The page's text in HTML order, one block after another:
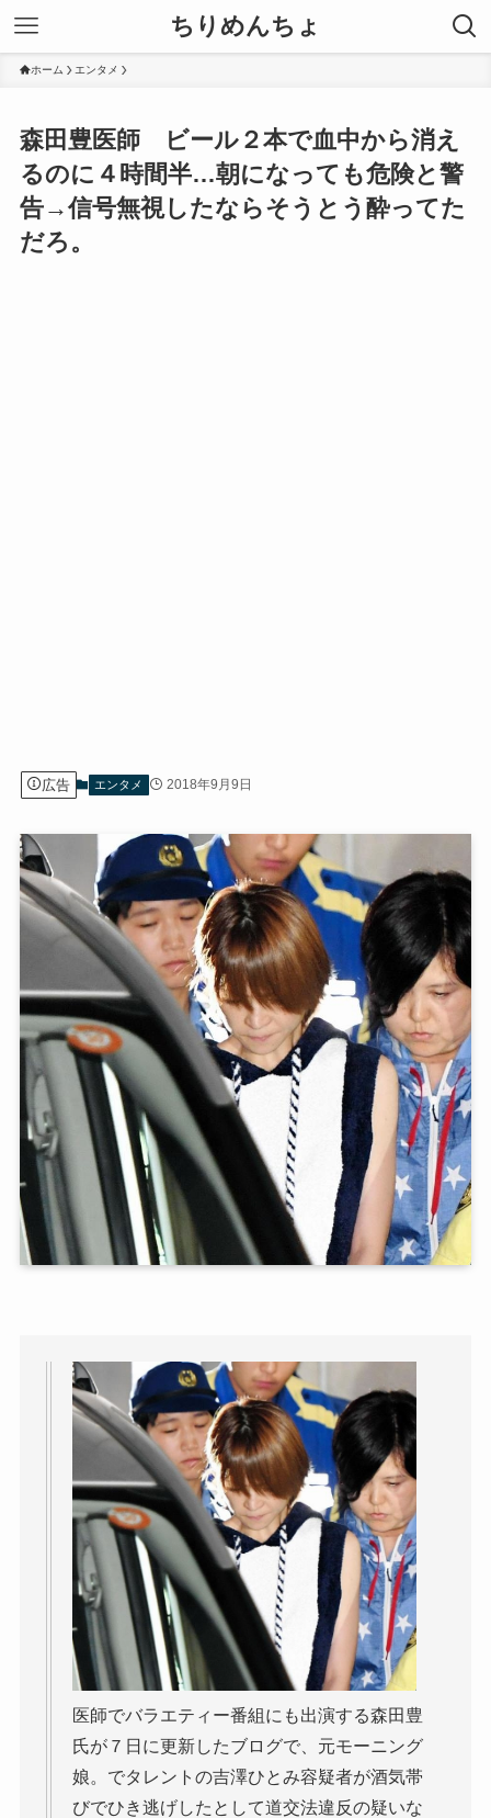
ちりめんちょ
ホーム エンタメ
森田豊医師 ビール２本で血中から消え
るのに４時間半…朝になっても危険と警
告→信号無視したならそうとう酔ってた
だろ。
広告 エンタメ 2018年9月9日
医師でバラエティー番組にも出演する森田豊
氏が７日に更新したブログで、元モーニング
娘。でタレントの吉澤ひとみ容疑者が酒気帯
びでひき逃げしたとして道交法違反の疑いな